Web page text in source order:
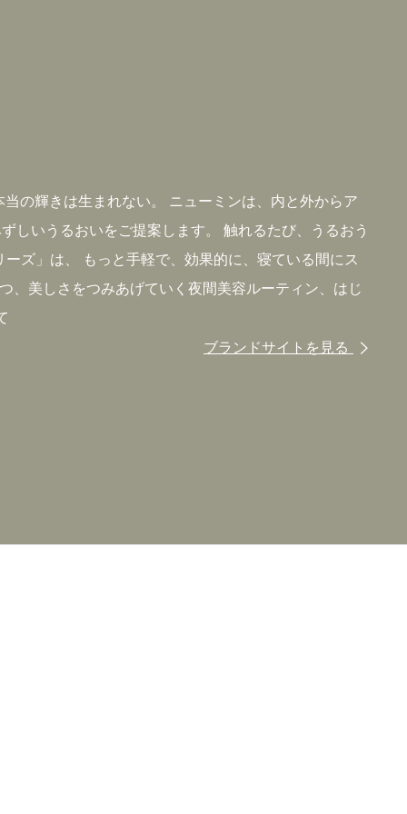
の輝きは生まれない。 ニューミンは、内と外からア
しいうるおいをご提案します。 触れるたび、うるおう
ズ」は、 もっと手軽で、効果的に、寝ている間にス
美しさをつみあげていく夜間美容ルーティン、はじ
ブランドサイトを見る